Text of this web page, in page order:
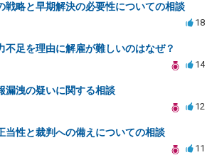
戦略と早期解決の必要性についての相談
18
不足を理由に解雇が難しいのはなぜ？
14
漏洩の疑いに関する相談
12
当性と裁判への備えについての相談
11